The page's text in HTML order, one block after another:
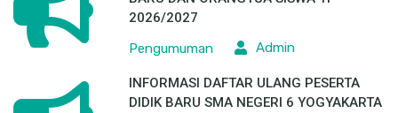
2026/2027
Pengumuman
Admin
INFORMASI DAFTAR ULANG PESERTA
DIDIK BARU SMA NEGERI 6 YOGYAKARTA